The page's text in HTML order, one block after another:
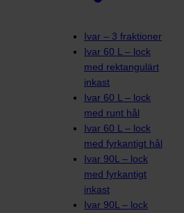
Ivar – 3 fraktioner
Ivar 60 L – lock
med rektangulärt
inkast
Ivar 60 L – lock
med runt hål
Ivar 60 L – lock
med fyrkantigt hål
Ivar 90L – lock
med fyrkantigt
inkast
Ivar 90L – lock